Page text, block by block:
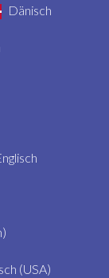
Dänisch
(USA)